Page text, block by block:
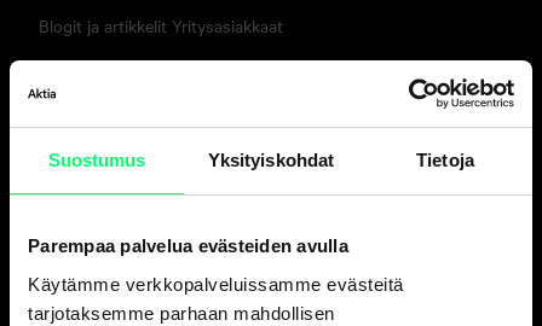
Suostumus Yksityiskohdat Tietoja
Parempaa palvelua evästeiden avulla
Käytämme verkkopalveluissamme evästeitä
tarjotaksemme parhaan mahdollisen
Blogit ja artikkelit Yritysasiakkaat